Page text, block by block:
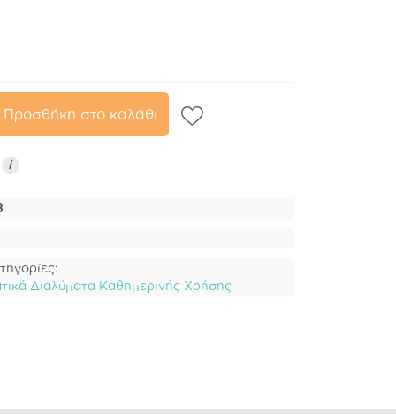
Προσθήκη στο καλάθι
i
Διαλύματα Kαθημερινής Χρήσης